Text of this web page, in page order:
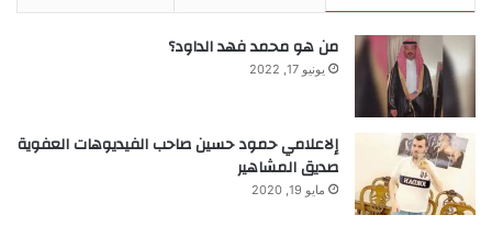
من هو محمد فهد الداود؟
يونيو 17, 2022
إلاعلامي حمود حسين صاحب الفيديوهات العفوية
صديق المشاهير
مايو 19, 2020